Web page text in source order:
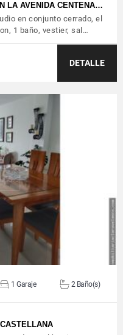
LA AVENIDA CENTENA…
en conjunto cerrado, el
1 baño, vestier, sal…
DETALLE
1 Garaje 2 Baño(s)